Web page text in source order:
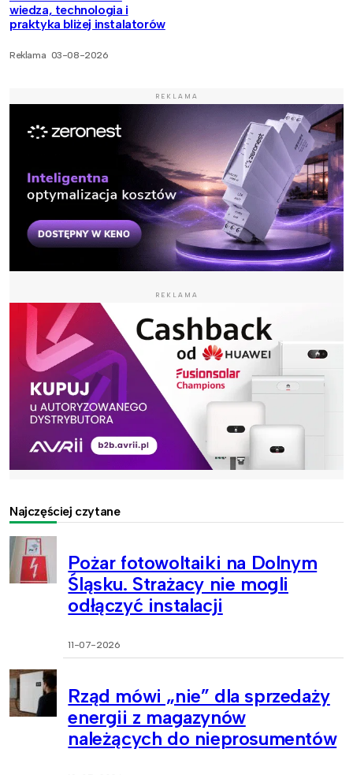
wiedza, technologia i
praktyka bliżej instalatorów
Reklama 03-08-2026
REKLAMA
REKLAMA
Najczęściej czytane
Pożar fotowoltaiki na Dolnym
Śląsku. Strażacy nie mogli
odłączyć instalacji
11-07-2026
Rząd mówi „nie” dla sprzedaży
energii z magazynów
należących do nieprosumentów